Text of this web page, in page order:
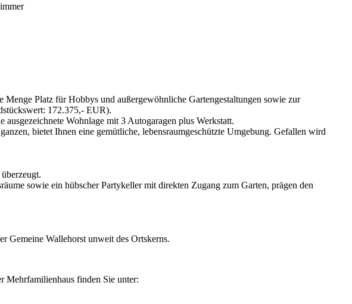
Platz für Hobbys und außergewöhnliche Gartengestaltungen sowie zur
172.375,- EUR).
Wohnlage mit 3 Autogaragen plus Werkstatt.
bietet Ihnen eine gemütliche, lebensraumgeschützte Umgebung. Gefallen wird
sowie ein hübscher Partykeller mit direkten Zugang zum Garten, prägen den
Gemeine Wallehorst unweit des Ortskerns.
Mehrfamilienhaus finden Sie unter: